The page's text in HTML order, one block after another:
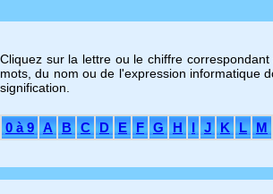
Cliquez sur la lettre ou le chiffre
mots, du nom ou de l'expression informatique
signification.
0 à 9 A B C D E F G H I J K L M